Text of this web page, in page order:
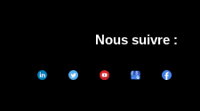
Nous suivre :